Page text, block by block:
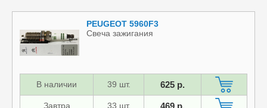
PEUGEOT 5960F3
Свеча зажигания
В наличии 39 шт. 625 р.
Завтра 33 шт.